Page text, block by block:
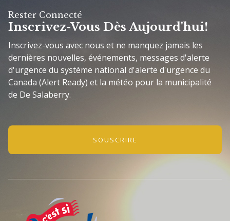
Rester Connecté
Inscrivez-Vous Dès Aujourd'hui!
Inscrivez-vous avec nous et ne manquez jamais les
dernières nouvelles, événements, messages d'alerte
d'urgence du système national d'alerte d'urgence du
Canada (Alert Ready) et la météo pour la municipalité
de De Salaberry.
SOUSCRIRE